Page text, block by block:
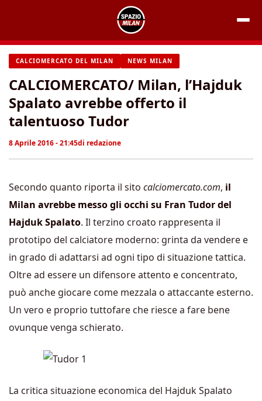
contenuto
CALCIOMERCATO DEL MILAN NEWS MILAN
CALCIOMERCATO/ Milan, l’Hajduk
Spalato avrebbe offerto il
talentuoso Tudor
8 Aprile 2016 - 21:45di redazione
Secondo quanto riporta il sito calciomercato.com, il
Milan avrebbe messo gli occhi su Fran Tudor del
Hajduk Spalato. Il terzino croato rappresenta il
prototipo del calciatore moderno: grinta da vendere e
in grado di adattarsi ad ogni tipo di situazione tattica.
Oltre ad essere un difensore attento e concentrato,
può anche giocare come mezzala o attaccante esterno.
Un vero e proprio tuttofare che riesce a fare bene
ovunque venga schierato.
La critica situazione economica del Hajduk Spalato